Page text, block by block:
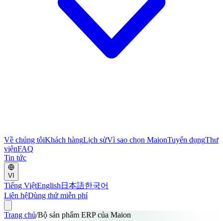
Về chúng tôiKhách hàngLịch sửVì sao chọn MaionTuyển dụngThư
việnFAQ
Tin tức
VI
Tiếng ViệtEnglish 日本語한국어
Liên hệDùng thử miễn phí
Trang chủ/Bộ sản phẩm ERP của Maion